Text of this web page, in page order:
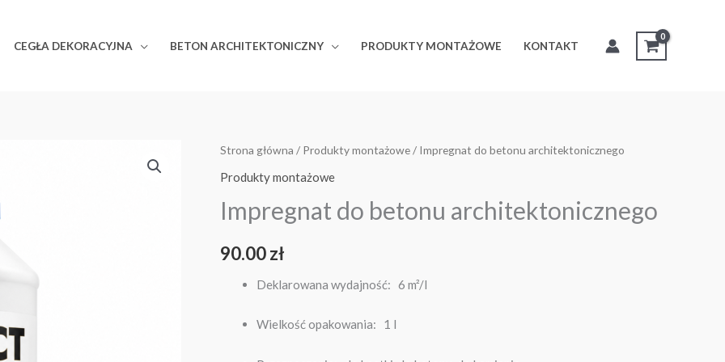
CEGŁA DEKORACYJNA BETON ARCHITEKTONICZNY PRODUKTY MONTAŻOWE KONTAKT
Strona główna / Produkty montażowe/ Impregnat do betonu architektonicznego
Produkty montażowe
Impregnat do betonu architektonicznego
90.00zł
Deklarowana wydajność: 6 m²/l
Wielkość opakowania: 1 l
ilość
Impregnat
betonu